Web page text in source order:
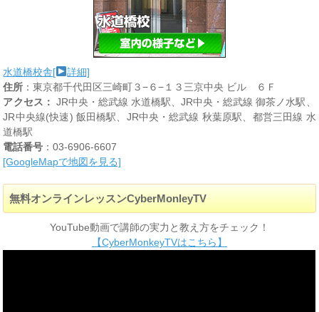
水道橋校舎[
詳細]
住所 ：東京都千代田区三崎町３−６−１３三京中央 ビル ６Ｆ
アクセス： JR中央・総武線 水道橋駅、JR中央・総武線 御茶ノ水駅、
JR中央線(快速) 飯田橋駅、JR中央・総武線 秋葉原駅、都営三田線 水
道橋駅
電話番号 ：03-6906-6607
[GoogleMapで地図を見る]
無料オンラインレッスンCyberMonleyTV
YouTube動画で講師の実力と教え方をチェック！
【CyberMonkeyTVはこちら】